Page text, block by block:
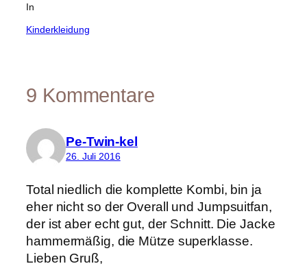
In
Kinderkleidung
9 Kommentare
Pe-Twin-kel
26. Juli 2016
Total niedlich die komplette Kombi, bin ja
eher nicht so der Overall und Jumpsuitfan,
der ist aber echt gut, der Schnitt. Die Jacke
hammermäßig, die Mütze superklasse.
Lieben Gruß,